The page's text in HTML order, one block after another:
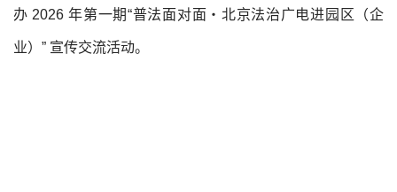
办 2026 年第一期“普法面对面・北京法治广电进园区（企
业）” 宣传交流活动。